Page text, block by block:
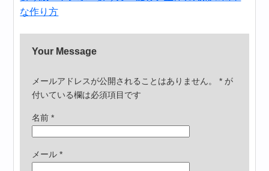
な作り方
Your Message
メールアドレスが公開されることはありません。 * が
付いている欄は必須項目です
名前*
メール*